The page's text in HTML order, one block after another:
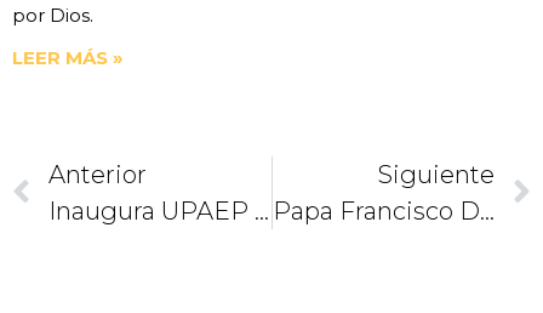
por Dios.
LEER MÁS »
Anterior
Inaugura UPAEP Maestría Online En Innovación Pastoral
Siguiente
Papa Francisco Da Lección De Amor Y Verdad Ante Asamblea De La ONU